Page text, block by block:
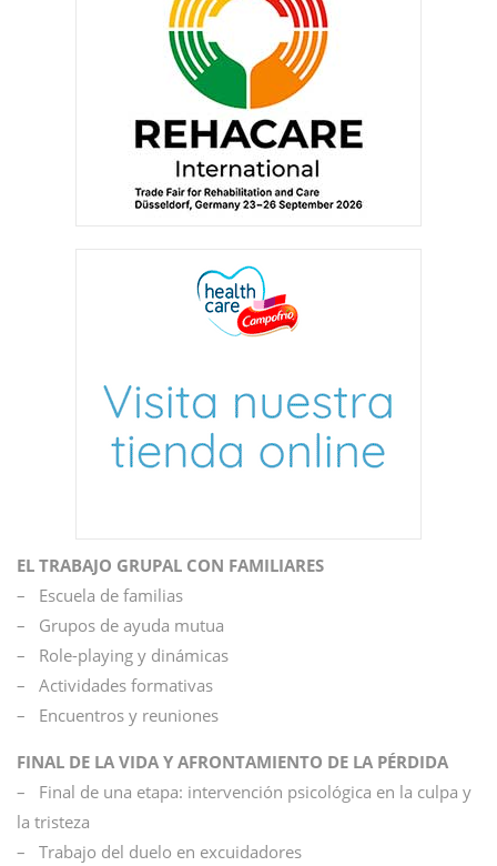
EL TRABAJO GRUPAL CON FAMILIARES
– Escuela de familias
– Grupos de ayuda mutua
– Role-playing y dinámicas
– Actividades formativas
– Encuentros y reuniones
FINAL DE LA VIDA Y AFRONTAMIENTO DE LA PÉRDIDA
– Final de una etapa: intervención psicológica en la culpa y
la tristeza
– Trabajo del duelo en excuidadores